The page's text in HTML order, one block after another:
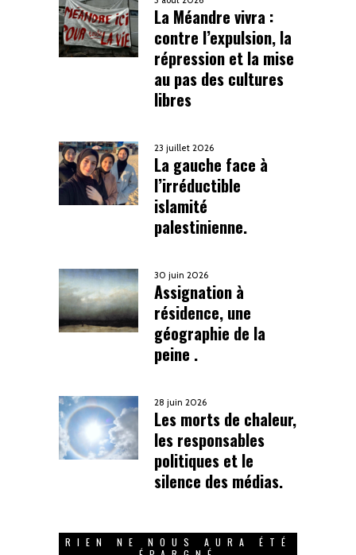
La Méandre vivra :
contre l’expulsion, la
répression et la mise
au pas des cultures
libres
23 juillet 2026
La gauche face à
l’irréductible
islamité
palestinienne.
30 juin 2026
Assignation à
résidence, une
géographie de la
peine .
28 juin 2026
Les morts de chaleur,
les responsables
politiques et le
silence des médias.
RIEN NE NOUS AURA ÉTÉ